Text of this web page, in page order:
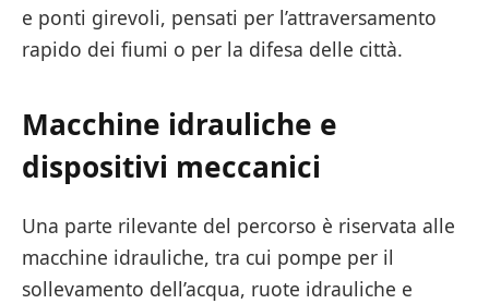
e ponti girevoli, pensati per l’attraversamento
rapido dei fiumi o per la difesa delle città.
Macchine idrauliche e
dispositivi meccanici
Una parte rilevante del percorso è riservata alle
macchine idrauliche, tra cui pompe per il
sollevamento dell’acqua, ruote idrauliche e